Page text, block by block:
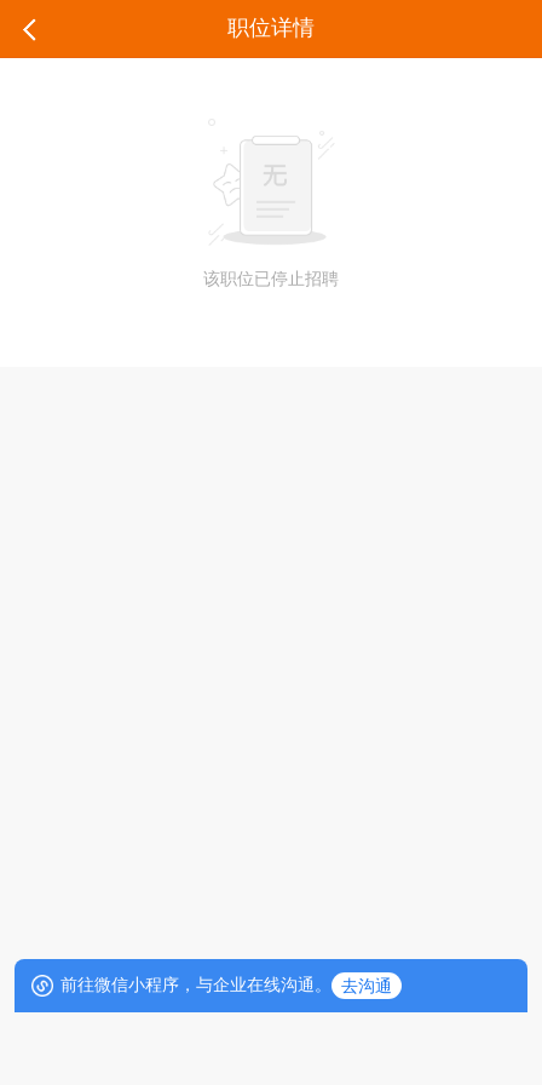
职位详情
该职位已停止招聘
前往微信小程序，与企业在线沟通。 去沟通